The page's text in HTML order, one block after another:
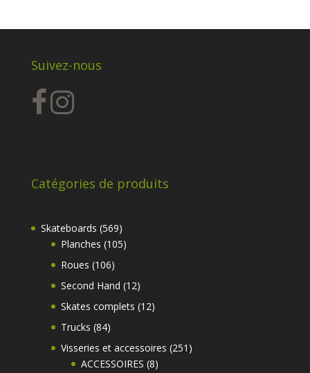
Suivez-nous
Catégories de produits
Skateboards 569569
produits
Planches 105105
Roues 106106
produits
Second Hand 1212
produits
Skates complets 1212
Trucks 8484
produits
Visseries et accessoires 251 251
ACCESSOIRES 88